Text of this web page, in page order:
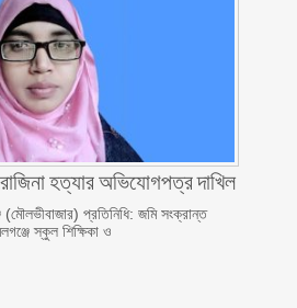
হত্যার অভিযোগপত্র দাখিল
প্রতিনিধি: জমি সংক্রান্ত
স্কুল শিক্ষিকা ও